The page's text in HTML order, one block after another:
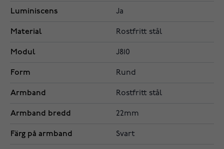
Luminiscens Ja
Material Rostfritt stål
Modul J810
Form Rund
Armband Rostfritt stål
Armband bredd 22mm
Färg på armband Svart